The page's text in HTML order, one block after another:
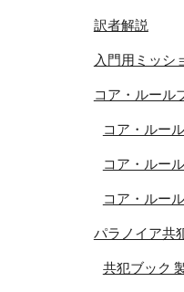
訳者解説
入門用ミッシ
コア・ルール
コア・ルー
コア・ルー
コア・ルー
パラノイア共
共犯ブック